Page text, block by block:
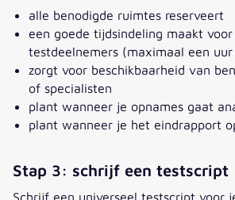
alle benodigde ruimtes reserveert
een goede tijdsindeling maakt voor
testdeelnemers (maximaal een
zorgt voor beschikbaarheid van
of specialisten
plant wanneer je opnames gaat
plant wanneer je het eindrapport
Stap 3: schrijf een testscript
Schrijf een universeel testscript voor